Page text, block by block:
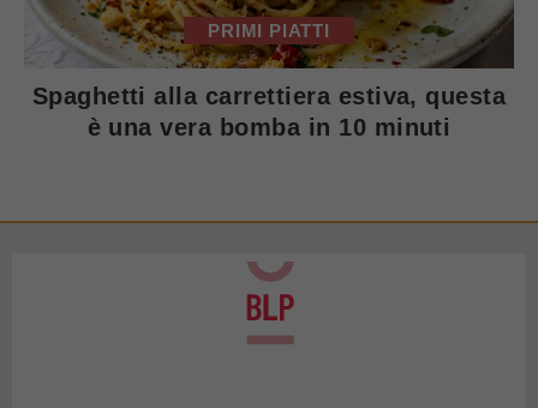
PRIMI PIATTI
Spaghetti alla carrettiera estiva, questa
è una vera bomba in 10 minuti